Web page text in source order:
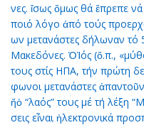
νες. ἴ­σως ὅ­μως θά ἔ­πρε­πε
ποι­ό λό­γο ἀ­πό τούς
ων με­τα­νά­στες δή­λω­ναν τό
Μα­κε­δό­νες. ὉἸ­ός (ὅ.π.,
τους στίς ΗΠΑ, τήν πρώ­τη
φω­νοι με­τα­νά­στες
ἤὁ “λα­ός” τους μέ τή λέ­ξη
σεις εἶ­ναι ἠ­λε­κτρο­νι­κά